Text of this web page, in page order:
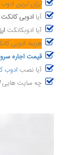
ارزان ترین
آیا ادوبی کانکت
آیا ادوبکانکت
هزینه ادوبی
قیمت اجاره
آیا نصب ادوب
چه سایت هایی